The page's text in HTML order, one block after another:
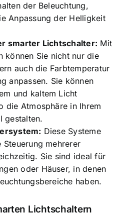
der Beleuchtung,
Anpassung der Helligkeit
smarter Lichtschalter: Mit
können Sie nicht nur die
auch die Farbtemperatur
anpassen. Sie können
und kaltem Licht
die Atmosphäre in Ihrem
gestalten.
Diese Systeme
mehrerer
Sie sind ideal für
oder Häuser, in denen
haben.
Lichtschaltern